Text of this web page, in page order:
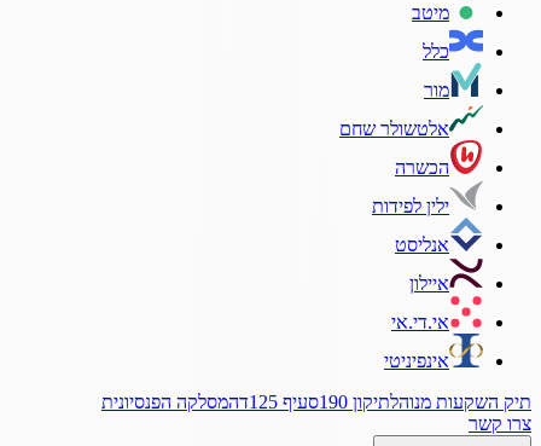
מיטב
כלל
מור
אלטשולר שחם
הכשרה
ילין לפידות
אנליסט
איילון
אי.די.אי
אינפיניטי
תיק השקעות מנוהלתיקון 190 סעיף 125ד
המסלקה הפנסיונית
צרו קשר